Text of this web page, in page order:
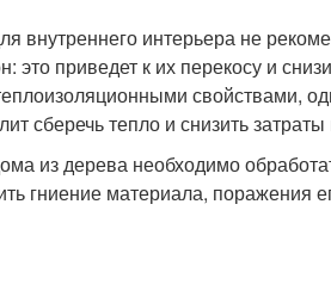
внутреннего интерьера не
это приведет к их перекосу и
свойствами,
сберечь тепло и снизить
из дерева необходимо
гниение материала, поражения